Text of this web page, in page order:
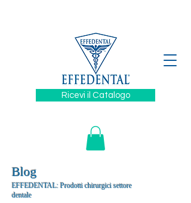
Ricevi il Catalogo
Blog
EFFEDENTAL: Prodotti chirurgici settore
dentale